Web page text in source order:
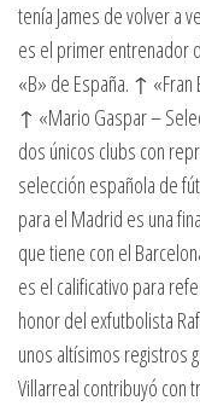
tenía James de volver a
es el primer entrenador
«B» de España. ↑ «Fran
↑ «Mario Gaspar –
dos únicos clubs con
selección española de
para el Madrid es una
que tiene con el
es el calificativo para
honor del exfutbolista
unos altísimos registros
Villarreal contribuyó con